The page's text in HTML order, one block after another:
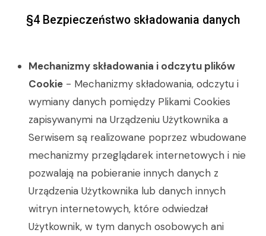
§4 Bezpieczeństwo składowania danych
Mechanizmy składowania i odczytu plików
Cookie - Mechanizmy składowania, odczytu i
wymiany danych pomiędzy Plikami Cookies
zapisywanymi na Urządzeniu Użytkownika a
Serwisem są realizowane poprzez wbudowane
mechanizmy przeglądarek internetowych i nie
pozwalają na pobieranie innych danych z
Urządzenia Użytkownika lub danych innych
witryn internetowych, które odwiedzał
Użytkownik, w tym danych osobowych ani